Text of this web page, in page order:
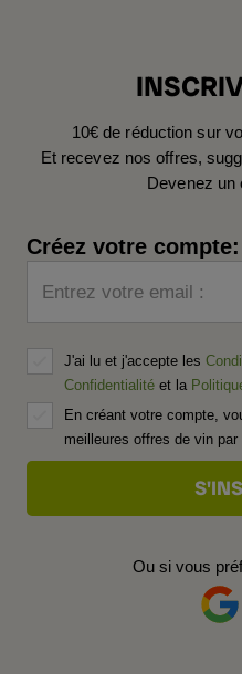
10€ de réduction sur
Et recevez nos offres,
Devenez un
Créez votre compte:
Entrez votre email :
J'ai lu et j'accepte les
Confidentialité et la
En créant votre compte,
meilleures offres de vin par
Ou si vous